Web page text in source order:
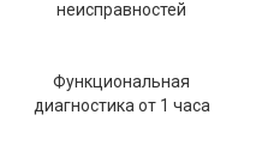
неисправностей
Функциональная
диагностика от 1 часа